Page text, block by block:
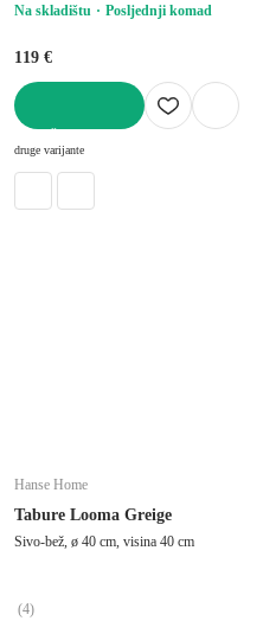
Na skladištu
Posljednji komad
119 €
druge varijante
Hanse Home
Tabure Looma Greige
Sivo-bež, ø 40 cm, visina 40 cm
(4)